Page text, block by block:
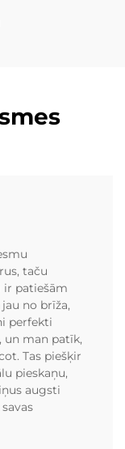
taču
ir patiešām
no brīža,
perfekti
un man patīk,
Tas piešķir
pieskaņu,
augsti